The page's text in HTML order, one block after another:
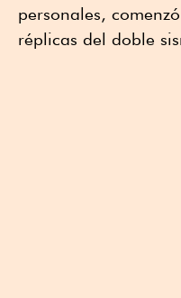
personales,
réplicas del doble